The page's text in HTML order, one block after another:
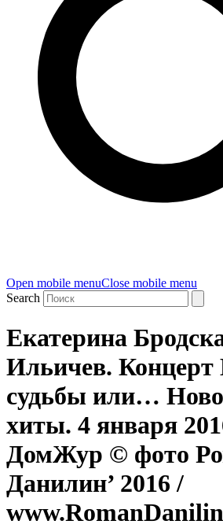
Open mobile menuClose mobile menu
Search
Екатерина
Ильичев.
судьбы или…
хиты. 4 января
ДомЖур © фото
Данилин’ 2016 /